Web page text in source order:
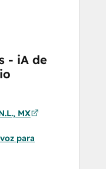
- iA de
MX
para